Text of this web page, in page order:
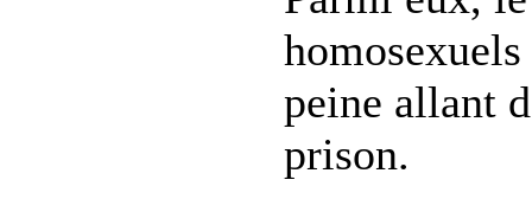
peine allant
prison.